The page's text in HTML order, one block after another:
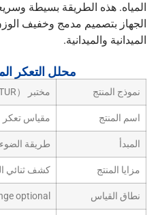
المياه. هذه الطريقة بسيطة
الجهاز بتصميم مدمج وخفيف
الميدانية والميدانية.
محلل التعكر
نموذج المنتج مختبر SH-400 （TUR）
اسم المنتج مقياس
المبدأ طريقة
مزايا المنتج كشف ثنائي
نطاق القياس optional